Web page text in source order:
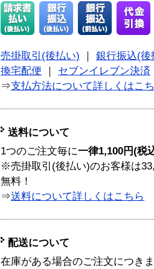
売掛取引(後払い)
銀行振込(後
換宅配便
セブンイレブン決済
⇒支払方法について詳しくはこ
送料について
1つのご注文毎に一律1,100円(税
※売掛取引(後払い)のお客様は
無料！
⇒送料について詳しくはこちら
配送について
在庫がある場合のご注文につき